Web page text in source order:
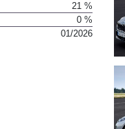
21 %
0 %
01/2026